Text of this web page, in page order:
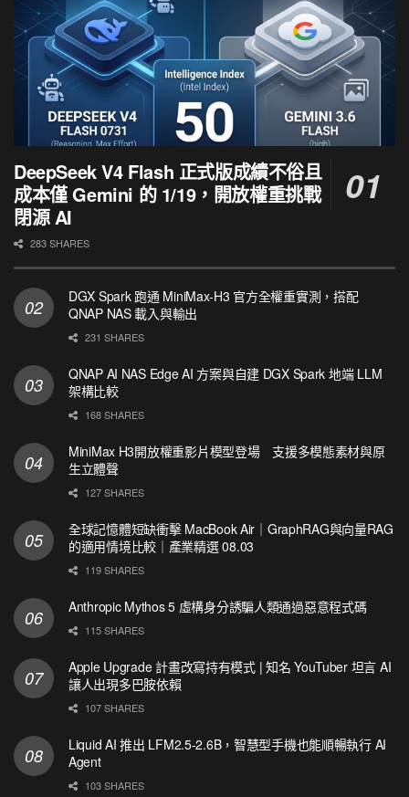
DeepSeek V4 Flash 正式版成績不俗且
成本僅 Gemini 的 1/19，開放權重挑戰
閉源 AI
283 SHARES
DGX Spark 跑通 MiniMax-H3 官方全權重實測，搭配
QNAP NAS 載入與輸出
231 SHARES
QNAP AI NAS Edge AI 方案與自建 DGX Spark 地端 LLM
架構比較
168 SHARES
MiniMax H3開放權重影片模型登場 支援多模態素材與原
生立體聲
127 SHARES
全球記憶體短缺衝擊 MacBook Air｜GraphRAG與向量RAG
的適用情境比較｜產業精選 08.03
119 SHARES
Anthropic Mythos 5 虛構身分誘騙人類通過惡意程式碼
115 SHARES
Apple Upgrade 計畫改寫持有模式 | 知名 YouTuber 坦言 AI
讓人出現多巴胺依賴
107 SHARES
Liquid AI 推出 LFM2.5-2.6B，智慧型手機也能順暢執行 AI
Agent
103 SHARES